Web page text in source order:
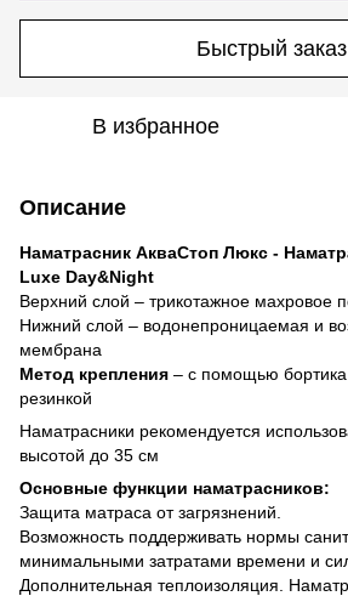
Быстрый заказ
В избранное
Описание
Наматрасник АкваСтоп Люкс -
Luxe Day&Night
Верхний слой – трикотажное махровое
Нижний слой – водонепроницаемая и
мембрана
Метод крепления – с помощью
резинкой
Наматрасники рекомендуется
высотой до 35 см
Основные функции наматрасников:
Защита матраса от загрязнений.
Возможность поддерживать нормы
минимальными затратами времени и
Дополнительная теплоизоляция.